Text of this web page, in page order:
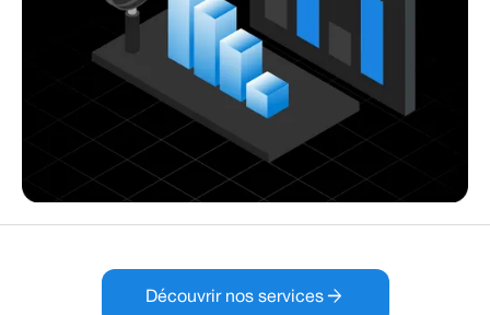
Découvrir nos servicesarrow_forward